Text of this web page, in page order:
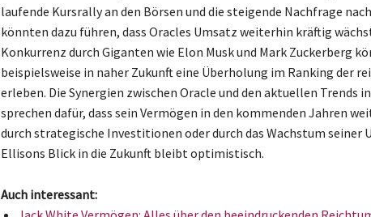
laufende Kursrally an den Börsen und die steigende Nachfrage
könnten dazu führen, dass Oracles Umsatz weiterhin kräftig
Konkurrenz durch Giganten wie Elon Musk und Mark Zuckerberg
beispielsweise in naher Zukunft eine Überholung im Ranking der
erleben. Die Synergien zwischen Oracle und den aktuellen Trends
sprechen dafür, dass sein Vermögen in den kommenden Jahren
durch strategische Investitionen oder durch das Wachstum seiner
Ellisons Blick in die Zukunft bleibt optimistisch.
Auch interessant: